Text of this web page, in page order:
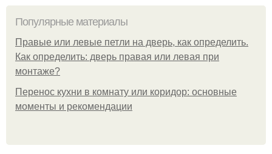
Популярные материалы
Правые или левые петли на дверь, как определить.
Как определить: дверь правая или левая при
монтаже?
Перенос кухни в комнату или коридор: основные
моменты и рекомендации